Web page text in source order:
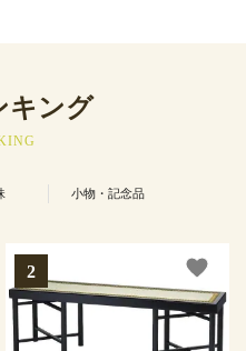
キング
小物・記念品
favorite